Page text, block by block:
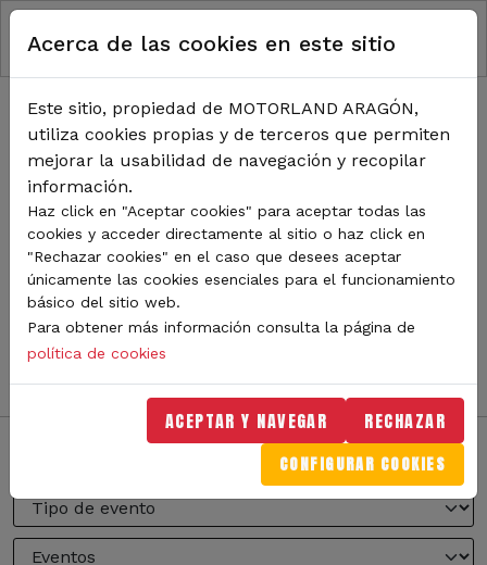
Pasar al contenido principal
RUTA DE NAVEGACIÓN
Inicio Noticias
TODA LA ACTUALIDAD DE
MOTORLAND
Sigue de cerca todas las novedades de MotorLand
Aragón. Aquí encontrarás noticias sobre eventos,
competiciones, pilotos, novedades del circuito y
mucho más. Filtra por categoría o tipo de contenido y
no te pierdas nada del mundo del motor.
Acerca de las cookies en este sitio
Este sitio, propiedad de MOTORLAND ARAGÓN,
utiliza cookies propias y de terceros que permiten
mejorar la usabilidad de navegación y recopilar
información.
Haz click en "Aceptar cookies" para aceptar todas las
cookies y acceder directamente al sitio o haz click en
"Rechazar cookies" en el caso que desees aceptar
únicamente las cookies esenciales para el funcionamiento
básico del sitio web.
Para obtener más información consulta la página de
política de cookies
ACEPTAR Y NAVEGAR RECHAZAR
CONFIGURAR COOKIES